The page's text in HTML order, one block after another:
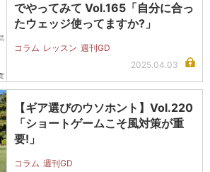
でやってみて Vol.165「自分に合っ
たウェッジ使ってますか?」
コラム レッスン 週刊GD
2025.04.03
【ギア選びのウソホント】Vol.220
「ショートゲームこそ風対策が重
要!」
コラム 週刊GD